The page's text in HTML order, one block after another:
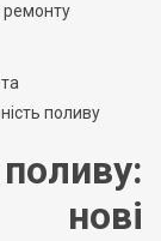
поливу
нові